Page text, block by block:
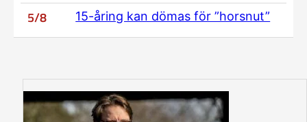
5/8 15-åring kan dömas för ”horsnut”